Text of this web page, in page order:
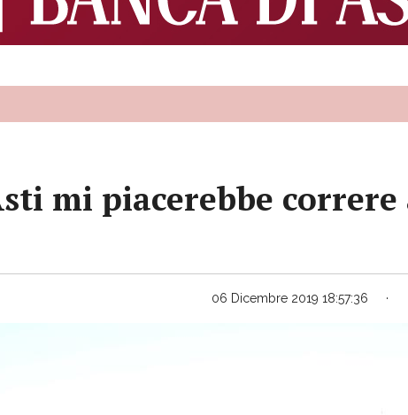
mi piacerebbe correre
06 Dicembre 2019 18:57:36